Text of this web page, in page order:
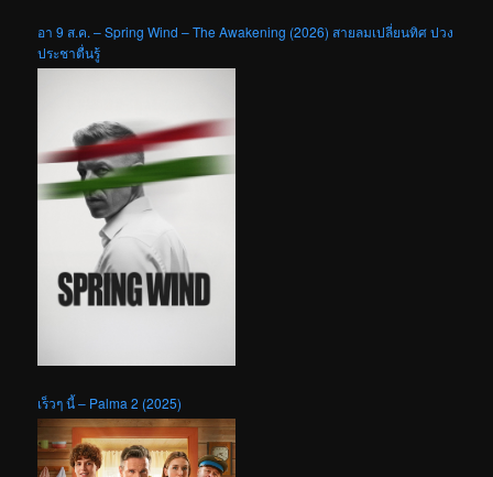
อา 9 ส.ค. – Spring Wind – The Awakening (2026) สายลมเปลี่ยนทิศ ปวง
ประชาตื่นรู้
เร็วๆ นี้ – Palma 2 (2025)